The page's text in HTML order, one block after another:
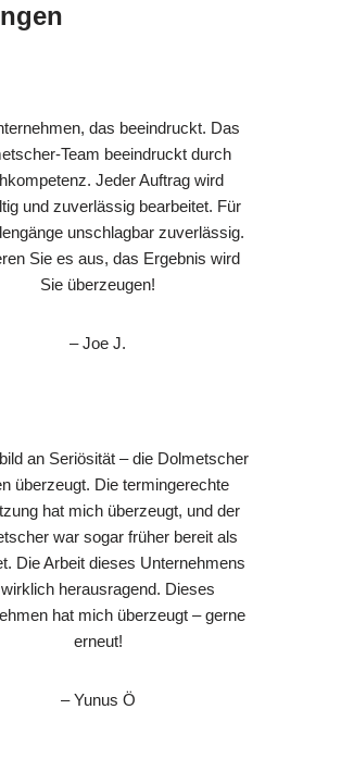
das beeindruckt. Das
Team beeindruckt durch
Jeder Auftrag wird
und zuverlässig bearbeitet. Für
unschlagbar zuverlässig.
Sie es aus, das Ergebnis wird
Sie überzeugen!
– Joe J.
an Seriösität – die Dolmetscher
überzeugt. Die termingerechte
hat mich überzeugt, und der
war sogar früher bereit als
Die Arbeit dieses Unternehmens
herausragend. Dieses
hat mich überzeugt – gerne
erneut!
– Yunus Ö